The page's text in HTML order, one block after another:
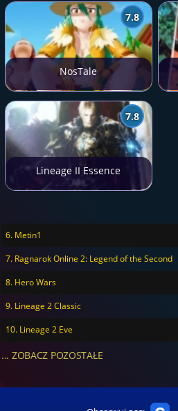
7.8
NosTale
7.8
Lineage II Essence
6. Metin1
7. Ragnarok Online 2: Legend of the Second
8. Hero Wars
9. Lineage 2 Classic
10. Lineage 2 Eve
... ZOBACZ POZOSTAŁE